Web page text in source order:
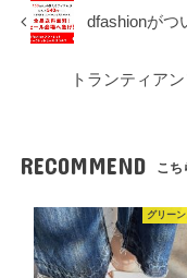
dfashionがつ
トランティア
RECOMMEND こち
グリー